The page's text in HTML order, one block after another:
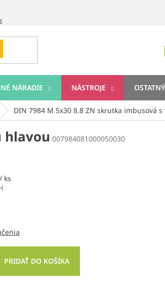
NÁRADIE NÁSTROJE
DIN 7984 M 5x30 8.8 ZN skrutka imbusová
hlavou 007984081000050030
/ ks
PRIDAŤ DO KOŠÍKA